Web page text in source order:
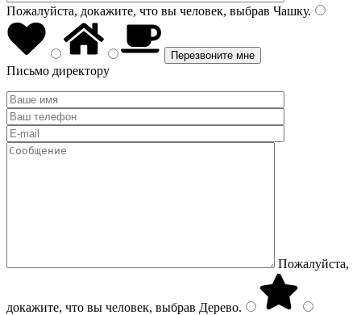
Пожалуйста, докажите, что вы человек, выбрав Чашку.
Письмо директору
Пожалуйста,
докажите, что вы человек, выбрав Дерево.